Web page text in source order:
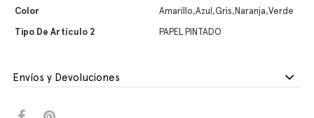
Color
Amarillo,Azul,Gris,Naranja,Verde
Tipo De Artículo 2
PAPEL PINTADO
Envíos y Devoluciones